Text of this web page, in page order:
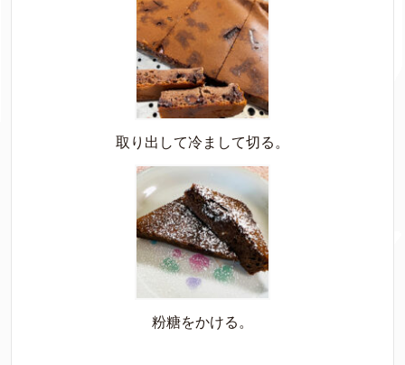
取り出して冷まして切る。
粉糖をかける。